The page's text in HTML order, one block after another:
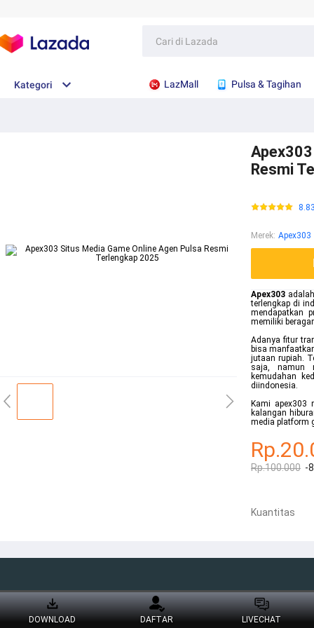
Kategori LazMall Pulsa & Tagihan
Resmi
Merek: Apex303
Apex303
terlengkap di
mendapatkan
memiliki
Adanya fitur
bisa
jutaan rupiah.
saja, namun
kemudahan
diindonesia.
Kami apex303
kalangan
media platform
Rp.100.000 -
Kuantitas
DOWNLOAD DAFTAR LIVECHAT